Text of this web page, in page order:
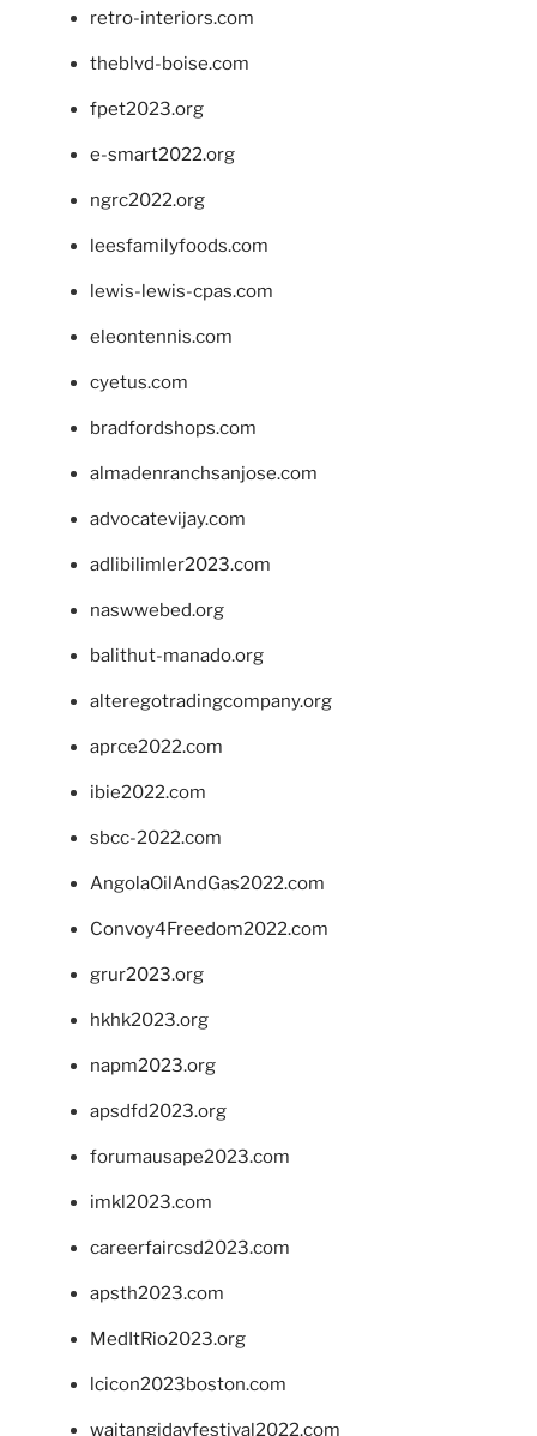
retro-interiors.com
theblvd-boise.com
fpet2023.org
e-smart2022.org
ngrc2022.org
leesfamilyfoods.com
lewis-lewis-cpas.com
eleontennis.com
cyetus.com
bradfordshops.com
almadenranchsanjose.com
advocatevijay.com
adlibilimler2023.com
naswwebed.org
balithut-manado.org
alteregotradingcompany.org
aprce2022.com
ibie2022.com
sbcc-2022.com
AngolaOilAndGas2022.com
Convoy4Freedom2022.com
grur2023.org
hkhk2023.org
napm2023.org
apsdfd2023.org
forumausape2023.com
imkl2023.com
careerfaircsd2023.com
apsth2023.com
MedItRio2023.org
lcicon2023boston.com
waitangidayfestival2022.com